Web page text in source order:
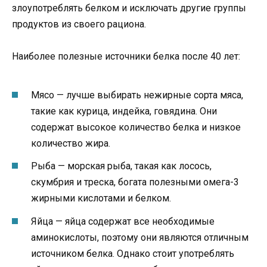
злоупотреблять белком и исключать другие группы
продуктов из своего рациона.
Наиболее полезные источники белка после 40 лет:
Мясо — лучше выбирать нежирные сорта мяса,
такие как курица, индейка, говядина. Они
содержат высокое количество белка и низкое
количество жира.
Рыба — морская рыба, такая как лосось,
скумбрия и треска, богата полезными омега-3
жирными кислотами и белком.
Яйца — яйца содержат все необходимые
аминокислоты, поэтому они являются отличным
источником белка. Однако стоит употреблять